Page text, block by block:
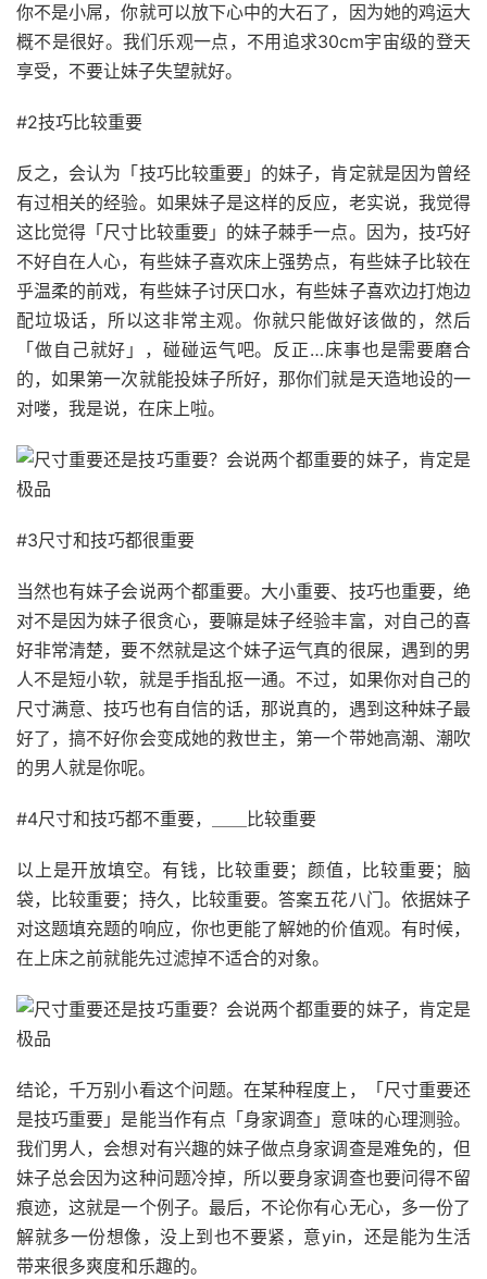
你不是小屌，你就可以放下心中的大石了，因为她的鸡运大
概不是很好。我们乐观一点，不用追求30cm宇宙级的登天
享受，不要让妹子失望就好。
#2技巧比较重要
反之，会认为「技巧比较重要」的妹子，肯定就是因为曾经
有过相关的经验。如果妹子是这样的反应，老实说，我觉得
这比觉得「尺寸比较重要」的妹子棘手一点。因为，技巧好
不好自在人心，有些妹子喜欢床上强势点，有些妹子比较在
乎温柔的前戏，有些妹子讨厌口水，有些妹子喜欢边打炮边
配垃圾话，所以这非常主观。你就只能做好该做的，然后
「做自己就好」，碰碰运气吧。反正…床事也是需要磨合
的，如果第一次就能投妹子所好，那你们就是天造地设的一
对喽，我是说，在床上啦。
#3尺寸和技巧都很重要
当然也有妹子会说两个都重要。大小重要、技巧也重要，绝
对不是因为妹子很贪心，要嘛是妹子经验丰富，对自己的喜
好非常清楚，要不然就是这个妹子运气真的很屎，遇到的男
人不是短小软，就是手指乱抠一通。不过，如果你对自己的
尺寸满意、技巧也有自信的话，那说真的，遇到这种妹子最
好了，搞不好你会变成她的救世主，第一个带她高潮、潮吹
的男人就是你呢。
#4尺寸和技巧都不重要，＿＿比较重要
以上是开放填空。有钱，比较重要；颜值，比较重要；脑
袋，比较重要；持久，比较重要。答案五花八门。依据妹子
对这题填充题的响应，你也更能了解她的价值观。有时候，
在上床之前就能先过滤掉不适合的对象。
结论，千万别小看这个问题。在某种程度上，「尺寸重要还
是技巧重要」是能当作有点「身家调查」意味的心理测验。
我们男人，会想对有兴趣的妹子做点身家调查是难免的，但
妹子总会因为这种问题冷掉，所以要身家调查也要问得不留
痕迹，这就是一个例子。最后，不论你有心无心，多一份了
解就多一份想像，没上到也不要紧，意yin，还是能为生活
带来很多爽度和乐趣的。